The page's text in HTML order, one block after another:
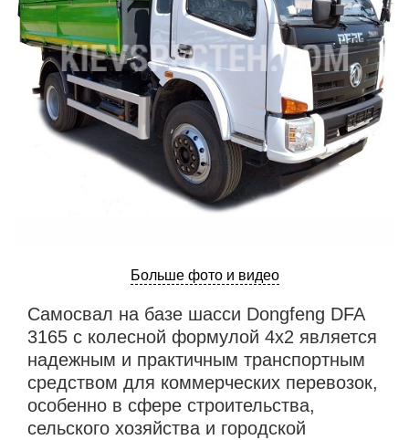
Больше фото и видео
Самосвал на базе шасси Dongfeng DFA
3165 с колесной формулой 4х2 является
надежным и практичным транспортным
средством для коммерческих перевозок,
особенно в сфере строительства,
сельского хозяйства и городской